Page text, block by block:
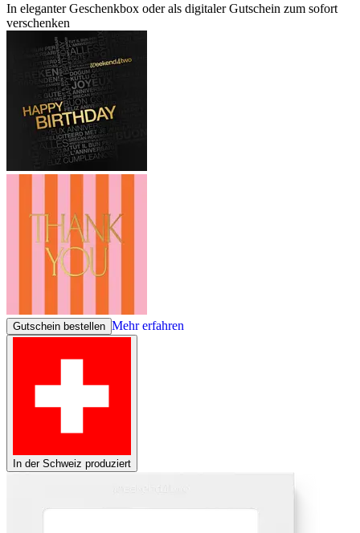
In eleganter Geschenkbox oder als digitaler Gutschein zum sofort
verschenken
Gutschein bestellen Mehr erfahren
In der Schweiz produziert